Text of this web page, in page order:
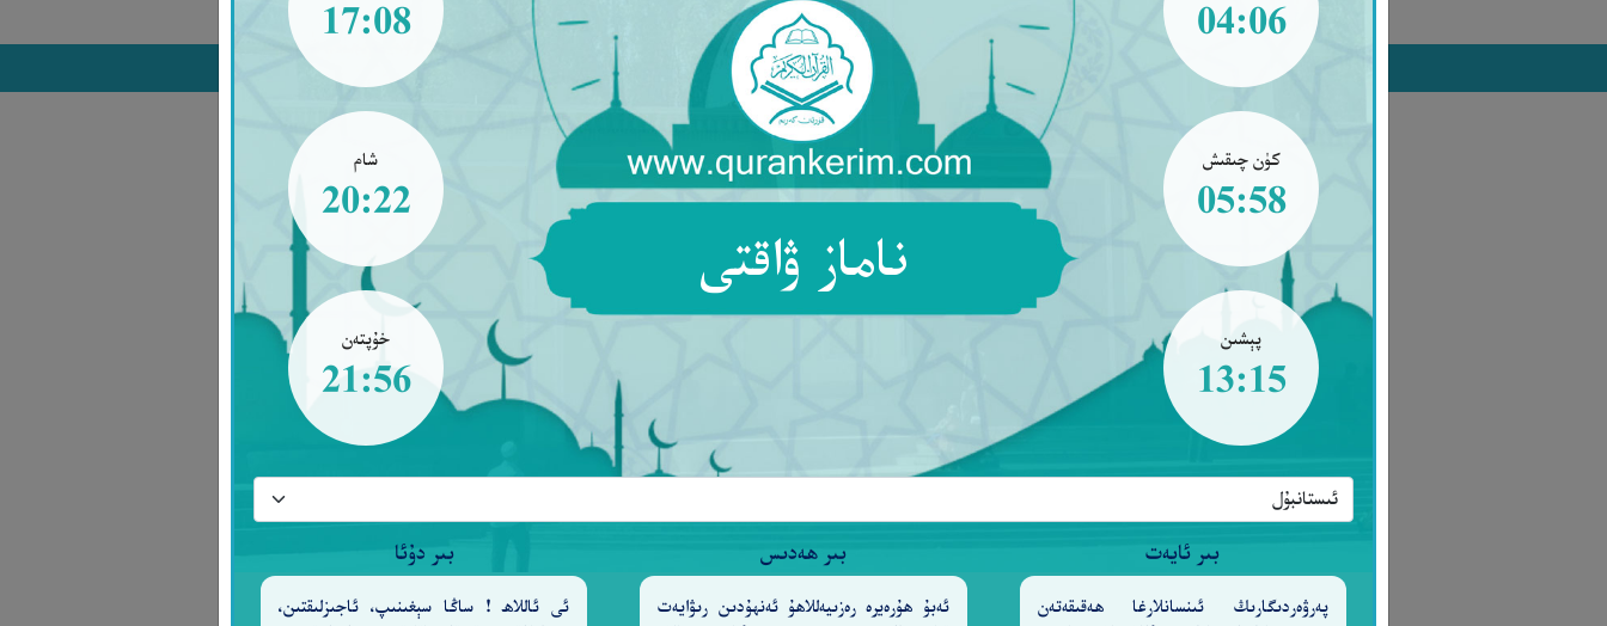
04:06
كۈن چىقىش
05:58
پېشىن
13:15
ناماز ۋاقتى
17:08
شام
20:22
خۇپتەن
21:56
بىر ئايەت
پەرۋەردىگارىڭ ئىنسانلارغا ھەقىقەتەن
بىر ھەدىس
ئەبۇ ھۇرەيرە رەزىيەللاھۇ ئەنھۇدىن رىۋايەت
بىر دۇئا
ئى ئاللاھ ! ساڭا سېغىنىپ، ئاجىزلىقتىن،
© Copyright 2026 Qurankerim.com | admin@qurankerim.com